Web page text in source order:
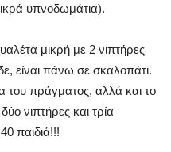
υπνοδωμάτια).
μικρή με 2 νιπτήρες
είναι πάνω σε σκαλοπάτι.
του πράγματος, αλλά και το
νιπτήρες και τρία
παιδιά!!!